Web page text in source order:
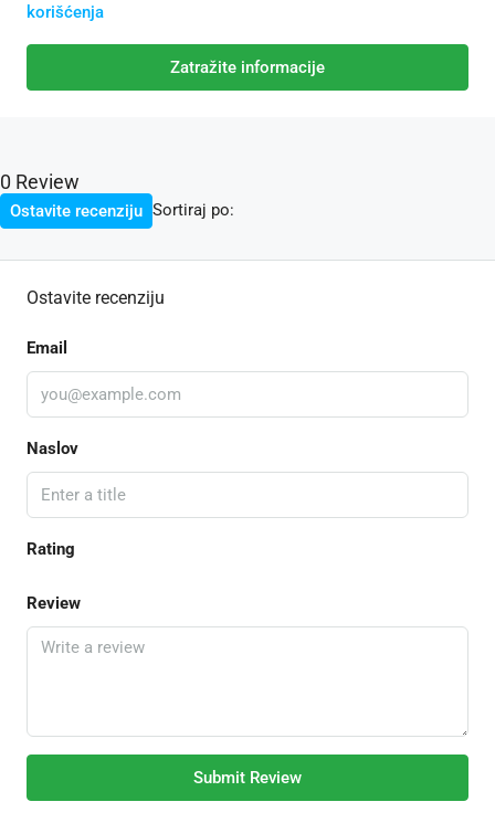
korišćenja
Zatražite informacije
0 Review
Sortiraj po:
Ostavite recenziju
Ostavite recenziju
Email
Naslov
Rating
Review
Submit Review